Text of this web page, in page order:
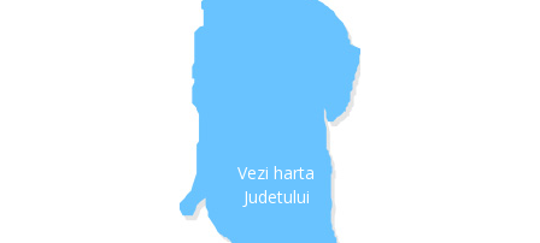
Vezi harta
Judetului